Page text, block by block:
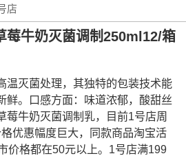
店
莓牛奶灭菌调制250ml12/箱
温灭菌处理，其独特的包装技术能
鲜。口感方面：味道浓郁，酸甜丝
莓牛奶灭菌调制乳，目前1号店周
优惠幅度巨大，同款商品淘宝活
价格都在50元以上。1号店满199